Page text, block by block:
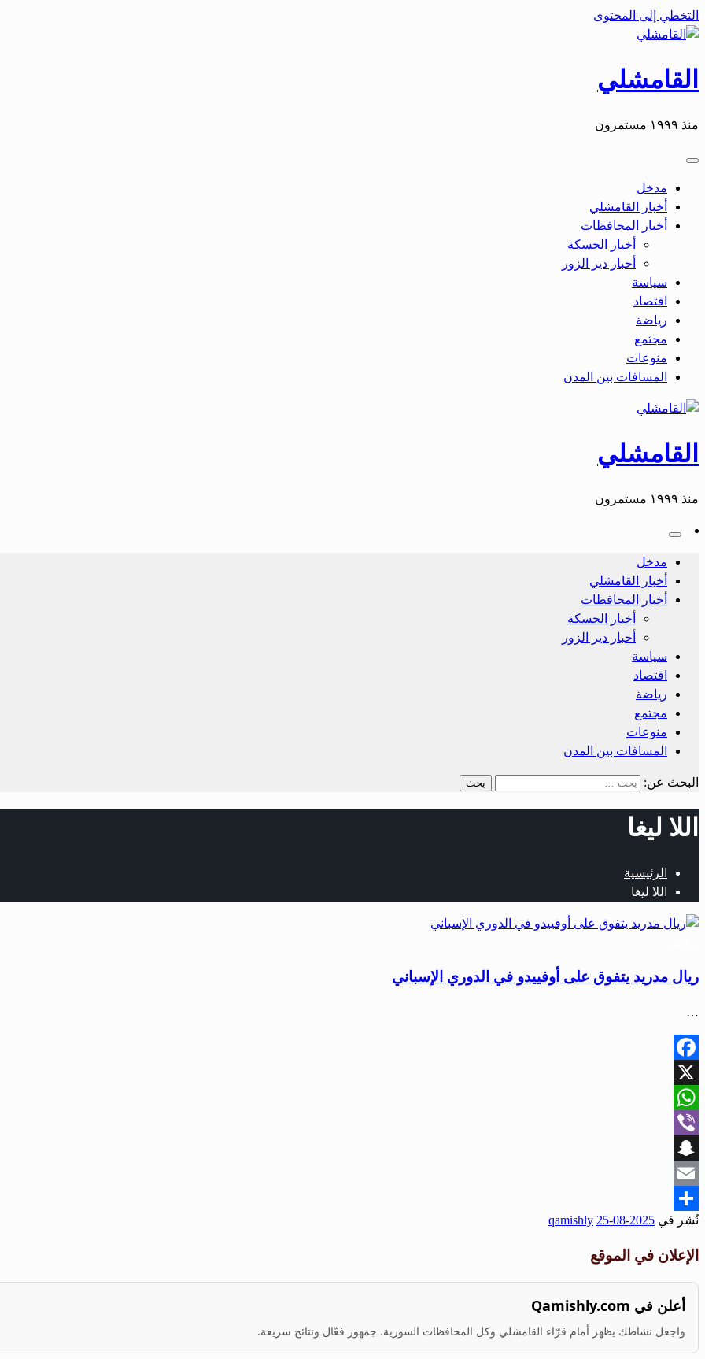
التخطي إلى المحتوى
القامشلي
منذ ١٩٩٩ مستمرون
مدخل
أخبار القامشلي
أخبار المحافظات
أخبار الحسكة
أحبار دير الزور
سياسة
اقتصاد
رياضة
مجتمع
منوعات
المسافات بين المدن
القامشلي
منذ ١٩٩٩ مستمرون
مدخل
أخبار القامشلي
أخبار المحافظات
أخبار الحسكة
أحبار دير الزور
سياسة
اقتصاد
رياضة
مجتمع
منوعات
المسافات بين المدن
البحث عن:
اللا ليغا
الرئيسية
اللا ليغا
ريال مدريد يتفوق على أوفييدو في الدوري الإسباني
…
Facebook
X
WhatsApp
Viber
Snapchat
Email
Share
نُشر في 2025-08-25
qamishly
الإعلان في الموقع
أعلن في Qamishly.com
واجعل نشاطك يظهر أمام قرّاء القامشلي وكل المحافظات السورية. جمهور فعّال ونتائج سريعة.